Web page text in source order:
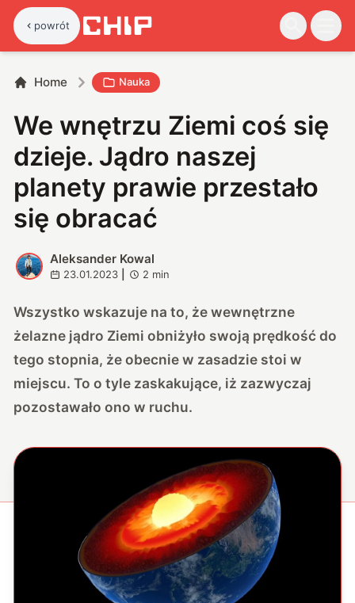
powrót
Home Nauka
We wnętrzu Ziemi coś się
dzieje. Jądro naszej
planety prawie przestało
się obracać
A
Aleksander Kowal
23.01.2023 2 min
Wszystko wskazuje na to, że wewnętrzne
żelazne jądro Ziemi obniżyło swoją prędkość do
tego stopnia, że obecnie w zasadzie stoi w
miejscu. To o tyle zaskakujące, iż zazwyczaj
pozostawało ono w ruchu.